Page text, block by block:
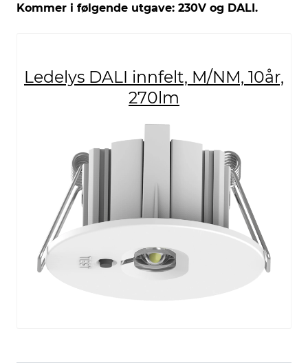
Kommer i følgende utgave: 230V og DALI.
Ledelys DALI innfelt, M/NM, 10år,
270lm